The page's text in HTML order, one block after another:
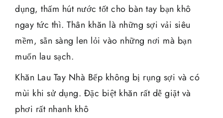
dụng, thấm hút nước tốt cho bàn tay bạn khô
ngay tức thì. Thân khăn là những sợi vải siêu
mềm, sẵn sàng len lỏi vào những nơi mà bạn
muốn lau sạch.
Khăn Lau Tay Nhà Bếp không bị rụng sợi và có
mùi khi sử dụng. Đặc biệt khăn rất dễ giặt và
phơi rất nhanh khô